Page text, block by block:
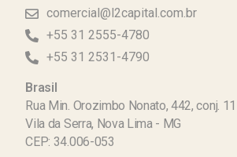
comercial@l2capital.com.br
+55 31 2555-4780
+55 31 2531-4790
Brasil
Rua Min. Orozimbo Nonato, 442, conj.
Vila da Serra, Nova Lima - MG
CEP: 34.006-053